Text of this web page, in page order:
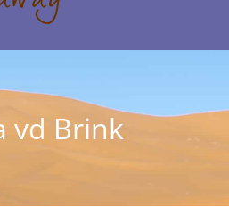
vd Brink